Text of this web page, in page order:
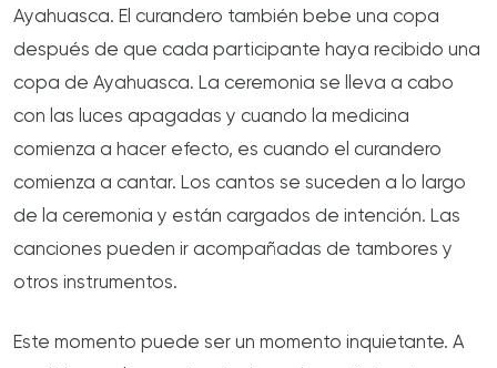
Ayahuasca. El curandero también bebe una copa
después de que cada participante haya recibido una
copa de Ayahuasca. La ceremonia se lleva a cabo
con las luces apagadas y cuando la medicina
comienza a hacer efecto, es cuando el curandero
comienza a cantar. Los cantos se suceden a lo largo
de la ceremonia y están cargados de intención. Las
canciones pueden ir acompañadas de tambores y
otros instrumentos.
Este momento puede ser un momento inquietante. A